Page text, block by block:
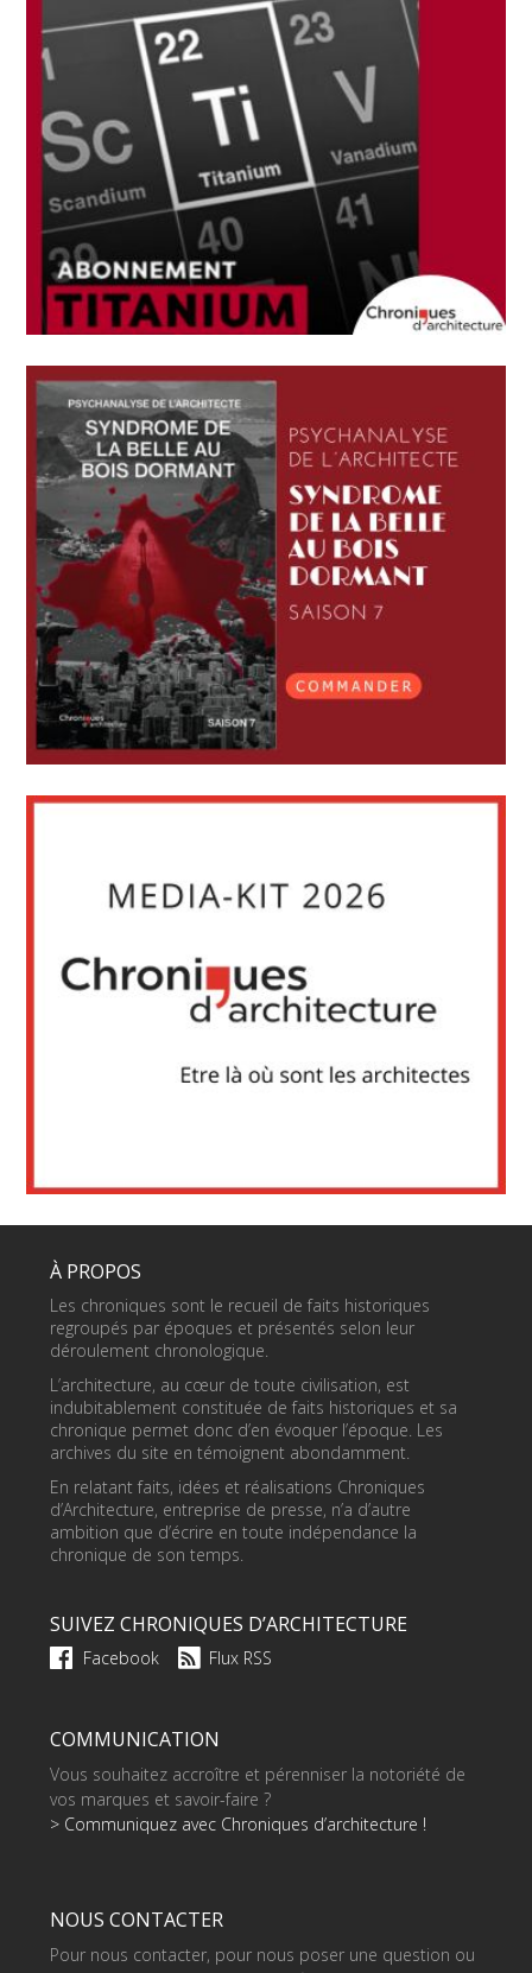
À PROPOS
Les chroniques sont le recueil de faits historiques
regroupés par époques et présentés selon leur
déroulement chronologique.
L’architecture, au cœur de toute civilisation, est
indubitablement constituée de faits historiques et sa
chronique permet donc d’en évoquer l’époque. Les
archives du site en témoignent abondamment.
En relatant faits, idées et réalisations Chroniques
d’Architecture, entreprise de presse, n’a d’autre
ambition que d’écrire en toute indépendance la
chronique de son temps.
SUIVEZ CHRONIQUES D’ARCHITECTURE
Facebook Flux RSS
COMMUNICATION
Vous souhaitez accroître et pérenniser la notoriété de
vos marques et savoir-faire ?
> Communiquez avec Chroniques d’architecture !
NOUS CONTACTER
Pour nous contacter, pour nous poser une question ou